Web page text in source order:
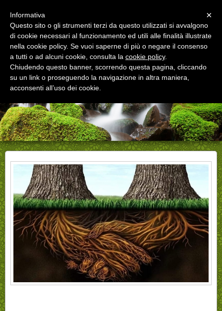
Bonini Garden e Giardini
piante fiori giardini dal 1927
×
Informativa
Questo sito o gli strumenti terzi da questo utilizzati si avvalgono
di cookie necessari al funzionamento ed utili alle finalità illustrate
nella cookie policy. Se vuoi saperne di più o negare il consenso
a tutti o ad alcuni cookie, consulta la cookie policy.
Chiudendo questo banner, scorrendo questa pagina, cliccando
su un link o proseguendo la navigazione in altra maniera,
acconsenti all’uso dei cookie.